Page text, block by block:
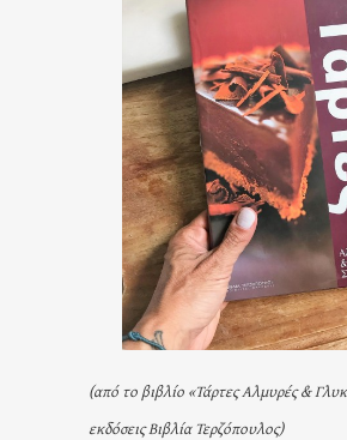
(από το βιβλίο «Τάρτες Αλμυρές &
εκδόσεις Βιβλία Τερζόπουλος)